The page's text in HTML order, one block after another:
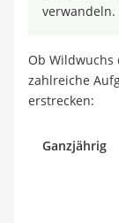
verwandeln.
Ob
zahlreiche
erstrecken:
Ganzjährig